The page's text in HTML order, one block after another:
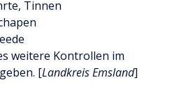
Tinnen
weitere Kontrollen im
[Landkreis Emsland]